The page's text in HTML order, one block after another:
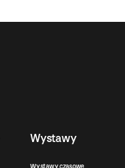
Wystawy
Wystawy czasowe